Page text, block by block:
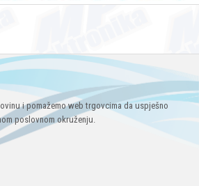
i pomažemo web trgovcima da uspješno
poslovnom okruženju.